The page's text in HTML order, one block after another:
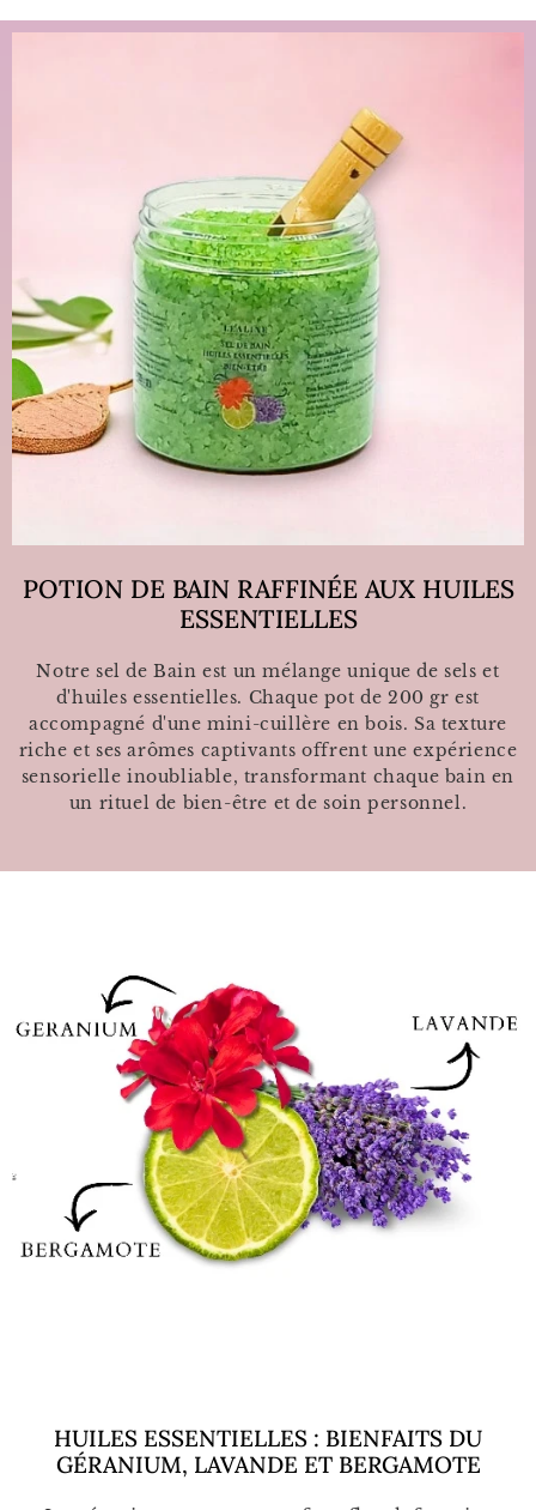
POTION DE BAIN RAFFINÉE AUX HUILES
ESSENTIELLES
Notre sel de Bain est un mélange unique de sels et
d'huiles essentielles. Chaque pot de 200 gr est
accompagné d'une mini-cuillère en bois. Sa texture
riche et ses arômes captivants offrent une expérience
sensorielle inoubliable, transformant chaque bain en
un rituel de bien-être et de soin personnel.
HUILES ESSENTIELLES : BIENFAITS DU
GÉRANIUM, LAVANDE ET BERGAMOTE